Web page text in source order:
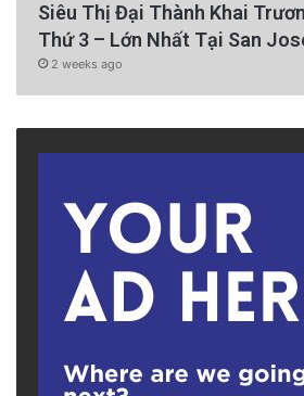
Siêu Thị Đại Thành Khai
Thứ 3 – Lớn Nhất Tại San
2 weeks ago